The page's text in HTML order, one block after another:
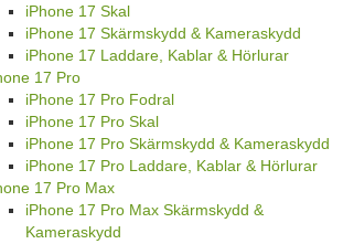
iPhone 17 Skal
iPhone 17 Skärmskydd & Kameraskydd
iPhone 17 Laddare, Kablar & Hörlurar
17 Pro
iPhone 17 Pro Fodral
iPhone 17 Pro Skal
iPhone 17 Pro Skärmskydd & Kameraskydd
iPhone 17 Pro Laddare, Kablar & Hörlurar
17 Pro Max
iPhone 17 Pro Max Skärmskydd &
Kameraskydd